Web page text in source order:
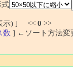
式
示) ] << 0 >>
数 ] ←ソート方法変